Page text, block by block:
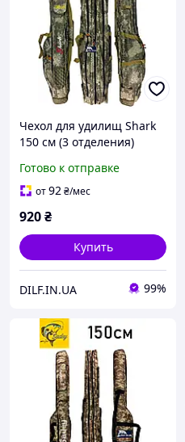
Чехол для удилищ Shark
150 см (3 отделения)
Готово к отправке
от92₴/мес
920₴
Купить
DILF.IN.UA 99%